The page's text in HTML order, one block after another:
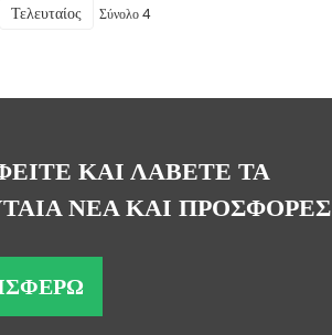
Τελευταίος Σύνολο 4
ΚΑΙ ΛΑΒΕΤΕ ΤΑ
ΝΕΑ ΚΑΙ ΠΡΟΣΦΟΡΕΣ